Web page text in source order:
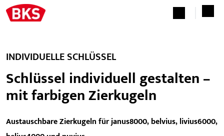
INDIVIDUELLE SCHLÜSSEL
Schlüssel individuell gestalten –
mit farbigen Zierkugeln
Austauschbare Zierkugeln für janus8000, belvius, livius6000,